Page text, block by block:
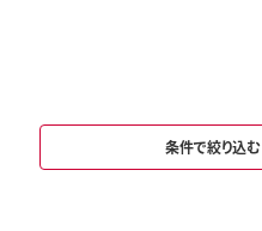
条件で絞り込む